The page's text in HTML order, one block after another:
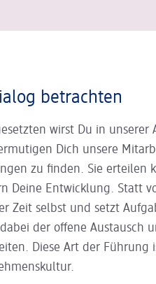
betrachten
wirst Du in
Dich unsere
zu finden. Sie erteilen
Deine Entwicklung. Statt
Zeit selbst und setzt
der offene Austausch
Diese Art der Führung